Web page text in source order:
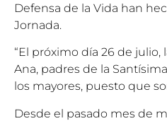
Defensa de la Vida han
Jornada.
“El próximo día 26 de julio,
Ana, padres de la
los mayores, puesto que
Desde el pasado mes de